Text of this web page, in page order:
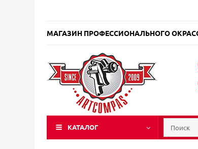
МАГАЗИН ПРОФЕССИОНАЛЬНОГО
КАТАЛОГ